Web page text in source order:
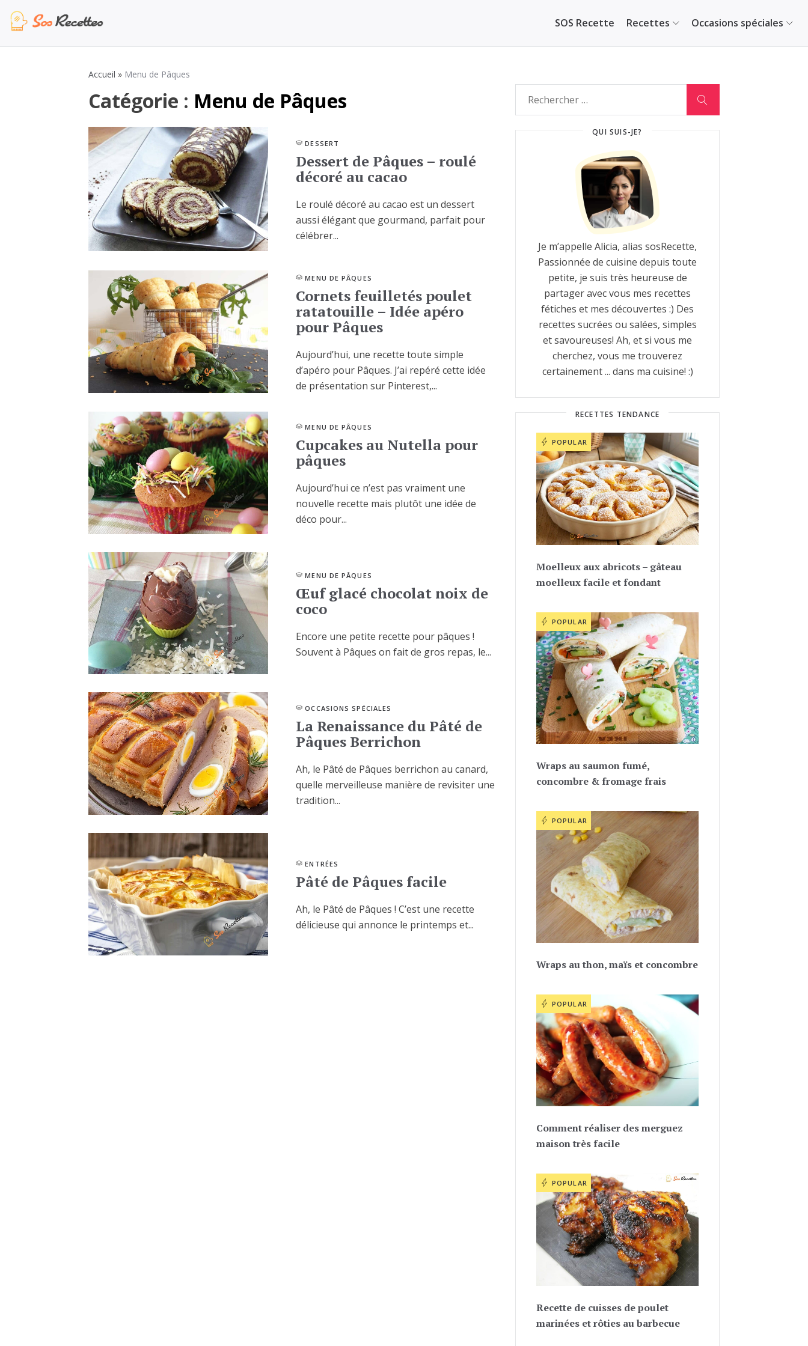
au
SOS Recette Recettes Occasions spéciales
Accueil » Menu de Pâques
Catégorie : Menu de Pâques
DESSERT
Dessert de Pâques – roulé
décoré au cacao
Le roulé décoré au cacao est un dessert
aussi élégant que gourmand, parfait pour
célébrer...
MENU DE PÂQUES
Cornets feuilletés poulet
ratatouille – Idée apéro
pour Pâques
Aujourd’hui, une recette toute simple
d’apéro pour Pâques. J’ai repéré cette idée
de présentation sur Pinterest,...
MENU DE PÂQUES
Cupcakes au Nutella pour
pâques
Aujourd’hui ce n’est pas vraiment une
nouvelle recette mais plutôt une idée de
déco pour...
MENU DE PÂQUES
Œuf glacé chocolat noix de
coco
Encore une petite recette pour pâques !
Souvent à Pâques on fait de gros repas, le...
OCCASIONS SPÉCIALES
La Renaissance du Pâté de
Pâques Berrichon
Ah, le Pâté de Pâques berrichon au canard,
quelle merveilleuse manière de revisiter une
tradition...
ENTRÉES
Pâté de Pâques facile
Ah, le Pâté de Pâques ! C’est une recette
délicieuse qui annonce le printemps et...
QUI SUIS-JE?
Je m’appelle Alicia, alias sosRecette,
Passionnée de cuisine depuis toute
petite, je suis très heureuse de
partager avec vous mes recettes
fétiches et mes découvertes :) Des
recettes sucrées ou salées, simples
et savoureuses! Ah, et si vous me
cherchez, vous me trouverez
certainement ... dans ma cuisine! :)
RECETTES TENDANCE
POPULAR
Moelleux aux abricots – gâteau
moelleux facile et fondant
POPULAR
Wraps au saumon fumé,
concombre & fromage frais
POPULAR
Wraps au thon, maïs et concombre
POPULAR
Comment réaliser des merguez
maison très facile
POPULAR
Recette de cuisses de poulet
marinées et rôties au barbecue